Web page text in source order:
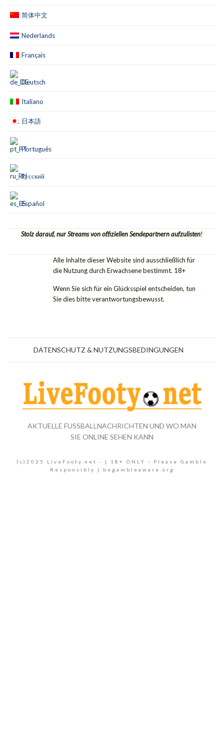
简体中文
Nederlands
Français
Deutsch
Italiano
日本語
Português
Русский
Español
Stolz darauf, nur Streams von offiziellen Sendepartnern aufzulisten!
Alle Inhalte dieser Website sind ausschließlich für
die Nutzung durch Erwachsene bestimmt. 18+
Wenn Sie sich für ein Glücksspiel entscheiden, tun
Sie dies bitte verantwortungsbewusst.
DATENSCHUTZ & NUTZUNGSBEDINGUNGEN
AKTUELLE FUSSBALLNACHRICHTEN UND WO MAN S
IE ONLINE SEHEN KANN
(c)2025 LiveFooty.net - | 18+ ONLY - Please Gamble
Responsibly | begambleaware.org